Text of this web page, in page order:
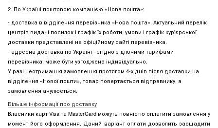
2. По Україні поштовою компанією «Нова пошта»:
- доставка в відділення перевізника «Нова пошта». Актуальний перелік
центрів видачі посилок і графік їх роботи, умови і графік кур'єрської
доставки представлені на офіційному сайті перевізника.
- адресна доставка по Україні - згідно з діючими тарифами
перевізника, може бути узгоджена індивідуально.
У разі неотримання замовлення протягом 4-х днів після доставки на
відділення «Нової пошти», товар повертається відправнику, а
замовлення анулюється.
Більше інформації про доставку
Власники карт Visa та MasterCard можуть повністю оплатити замовлення у
момент його оформлення. Даний варіант оплати дозволить заощадити